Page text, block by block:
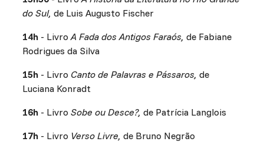
do Sul, de Luis Augusto Fischer
14h - Livro A Fada dos Antigos Faraós, de Fabiane
Rodrigues da Silva
15h- Livro Canto de Palavras e Pássaros, de
Luciana Konradt
16h - Livro Sobe ou Desce?, de Patrícia Langlois
17h- Livro Verso Livre, de Bruno Negrão